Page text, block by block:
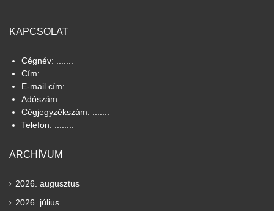
KAPCSOLAT
Cégnév: .......
Cím: ...........
E-mail cím: .......
Adószám: ........
Cégjegyzékszám: .......
Telefon: ........
ARCHÍVUM
2026. augusztus
2026. július